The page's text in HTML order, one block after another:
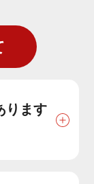
ります